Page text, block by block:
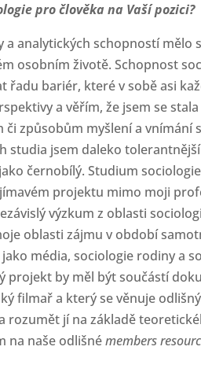
pro člověka na Vaší pozici?
a analytických schopností mělo
osobním životě. Schopnost
řadu bariér, které v sobě asi
a věřím, že jsem se
způsobům myšlení a vnímání
studia jsem daleko
černobílý. Studium
projektu mimo moji
výzkum z oblasti
oblasti zájmu v období
média, sociologie rodiny a
projekt by měl být součástí
filmař a který se věnuje
rozumět jí na základě
na naše odlišnémembers